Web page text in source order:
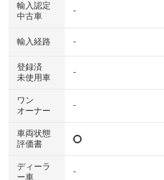
輸入認定
中古車
-
輸入経路 -
登録済
未使用車
-
ワン
オーナー
-
車両状態
評価書
ディーラ
ー車
-